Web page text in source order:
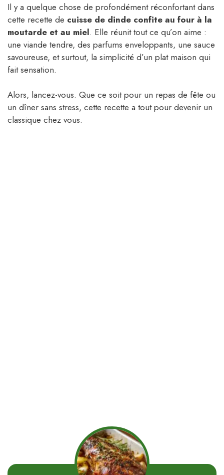
Il y a quelque chose de profondément réconfortant dans
cette recette de cuisse de dinde confite au four à la
moutarde et au miel. Elle réunit tout ce qu’on aime :
une viande tendre, des parfums enveloppants, une sauce
savoureuse, et surtout, la simplicité d’un plat maison qui
fait sensation.
Alors, lancez-vous. Que ce soit pour un repas de fête ou
un dîner sans stress, cette recette a tout pour devenir un
classique chez vous.